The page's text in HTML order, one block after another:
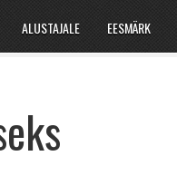
ALUSTAJALE EESMÄRK